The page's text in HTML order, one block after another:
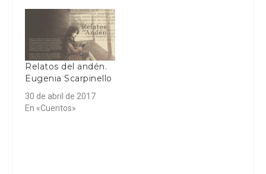
Relatos del andén.
Eugenia Scarpinello
30 de abril de 2017
En «Cuentos»